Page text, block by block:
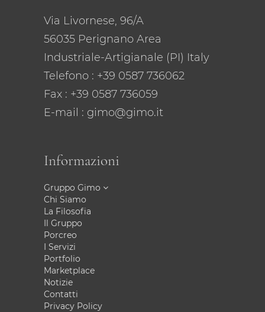
Via Livornese, 96/A
56035 Perignano Area
Industriale-Artigianale (PI) Italy
Telefono : +39 0587 736062
Fax : +39 0587 736059
E-mail : gimo@gimo.it
Informazioni
Gruppo Gimo
Chi Siamo
La Filosofia
Il Gruppo
Porcreo
I Servizi
Portfolio
Marketplace
Notizie
Contatti
Privacy Policy